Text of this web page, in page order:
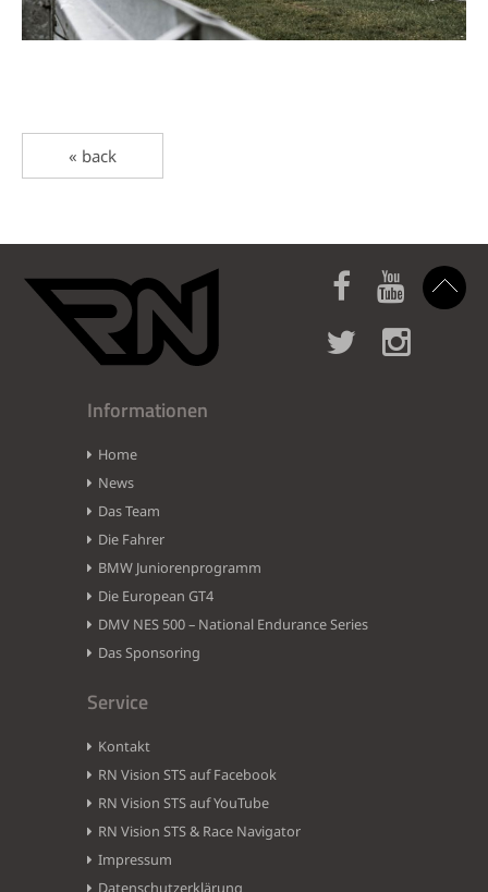
« back
Informationen
Home
News
Das Team
Die Fahrer
BMW Juniorenprogramm
Die European GT4
DMV NES 500 – National Endurance Series
Das Sponsoring
Service
Kontakt
RN Vision STS auf Facebook
RN Vision STS auf YouTube
RN Vision STS & Race Navigator
Impressum
Datenschutzerklärung